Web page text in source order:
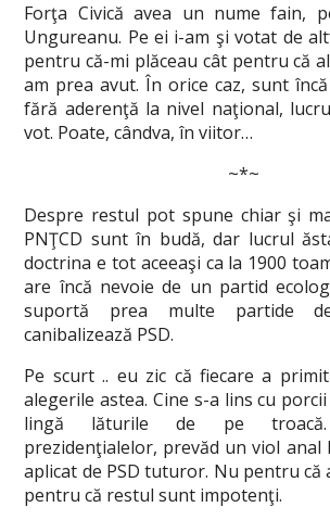
Forţa Civică avea un nume fain,
Ungureanu. Pe ei i-am şi votat de
pentru că-mi plăceau cât pentru că
am prea avut. În orice caz, sunt
fără aderenţă la nivel naţional,
vot. Poate, cândva, în viitor…
~*~
Despre restul pot spune chiar şi
PNŢCD sunt în budă, dar lucrul
doctrina e tot aceeaşi ca la 1900
are încă nevoie de un partid
suportă prea multe partide
canibalizează PSD.
Pe scurt .. eu zic că fiecare a
alegerile astea. Cine s-a lins cu
lingă lăturile de pe
prezidenţialelor, prevăd un viol anal
aplicat de PSD tuturor. Nu pentru că
pentru că restul sunt impotenţi.